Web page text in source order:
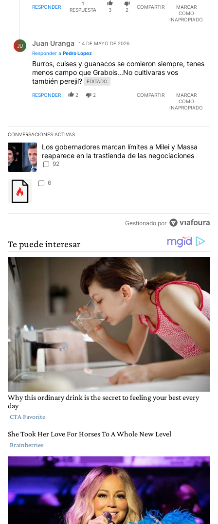
RESPONDER
1
RESPUESTA
3 2
COMPARTIR
MARCAR
COMO
INAPROPIADO
JU Juan Uranga
4 DE MAYO DE 2026
Responder a Pedro Lopez
Burros, cuises y guanacos se comieron siempre, tenes
menos campo que Grabois...No cultivaras vos
también perejil?
EDITADO
RESPONDER 2 2 COMPARTIR
MARCAR
COMO
INAPROPIADO
CONVERSACIONES ACTIVAS
Este listado muestra los artículos con más comentarios en los
Un artículo de tendencia con el título "Los gobernadores marcan
Los gobernadores marcan límites a Milei y Massa
reaparece en la trastienda de las negociaciones
92
Un artículo de tendencia con el título "" con 6 comentarios.
6
Gestionado por